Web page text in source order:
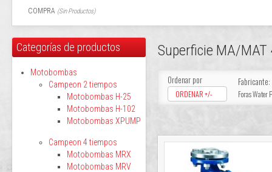
COMPRA (Sin Productos)
Superficie MA/MAT
Ordenar por
ORDENAR +/-
Fabricante:
Foras Water
Categorías de productos
Motobombas
Campeon 2 tiempos
Motobombas H-25
Motobombas H-102
Motobombas XPUMP
Campeon 4 tiempos
Motobombas MRX
Motobombas MRV